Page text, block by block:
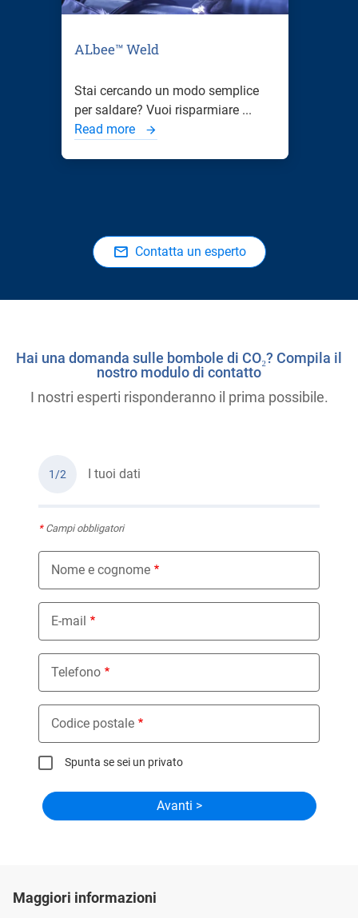
ALbee™ Weld
Stai cercando un modo semplice
per saldare? Vuoi risparmiare ...
Read more
Contatta un esperto
Hai una domanda sulle bombole di CO₂? Compila il
nostro modulo di contatto
I nostri esperti risponderanno il prima possibile.
1/2 I tuoi dati
*Campi obbligatori
Nome e cognome
E-mail
Telefono
Codice postale
Spunta se sei un privato
Maggiori informazioni